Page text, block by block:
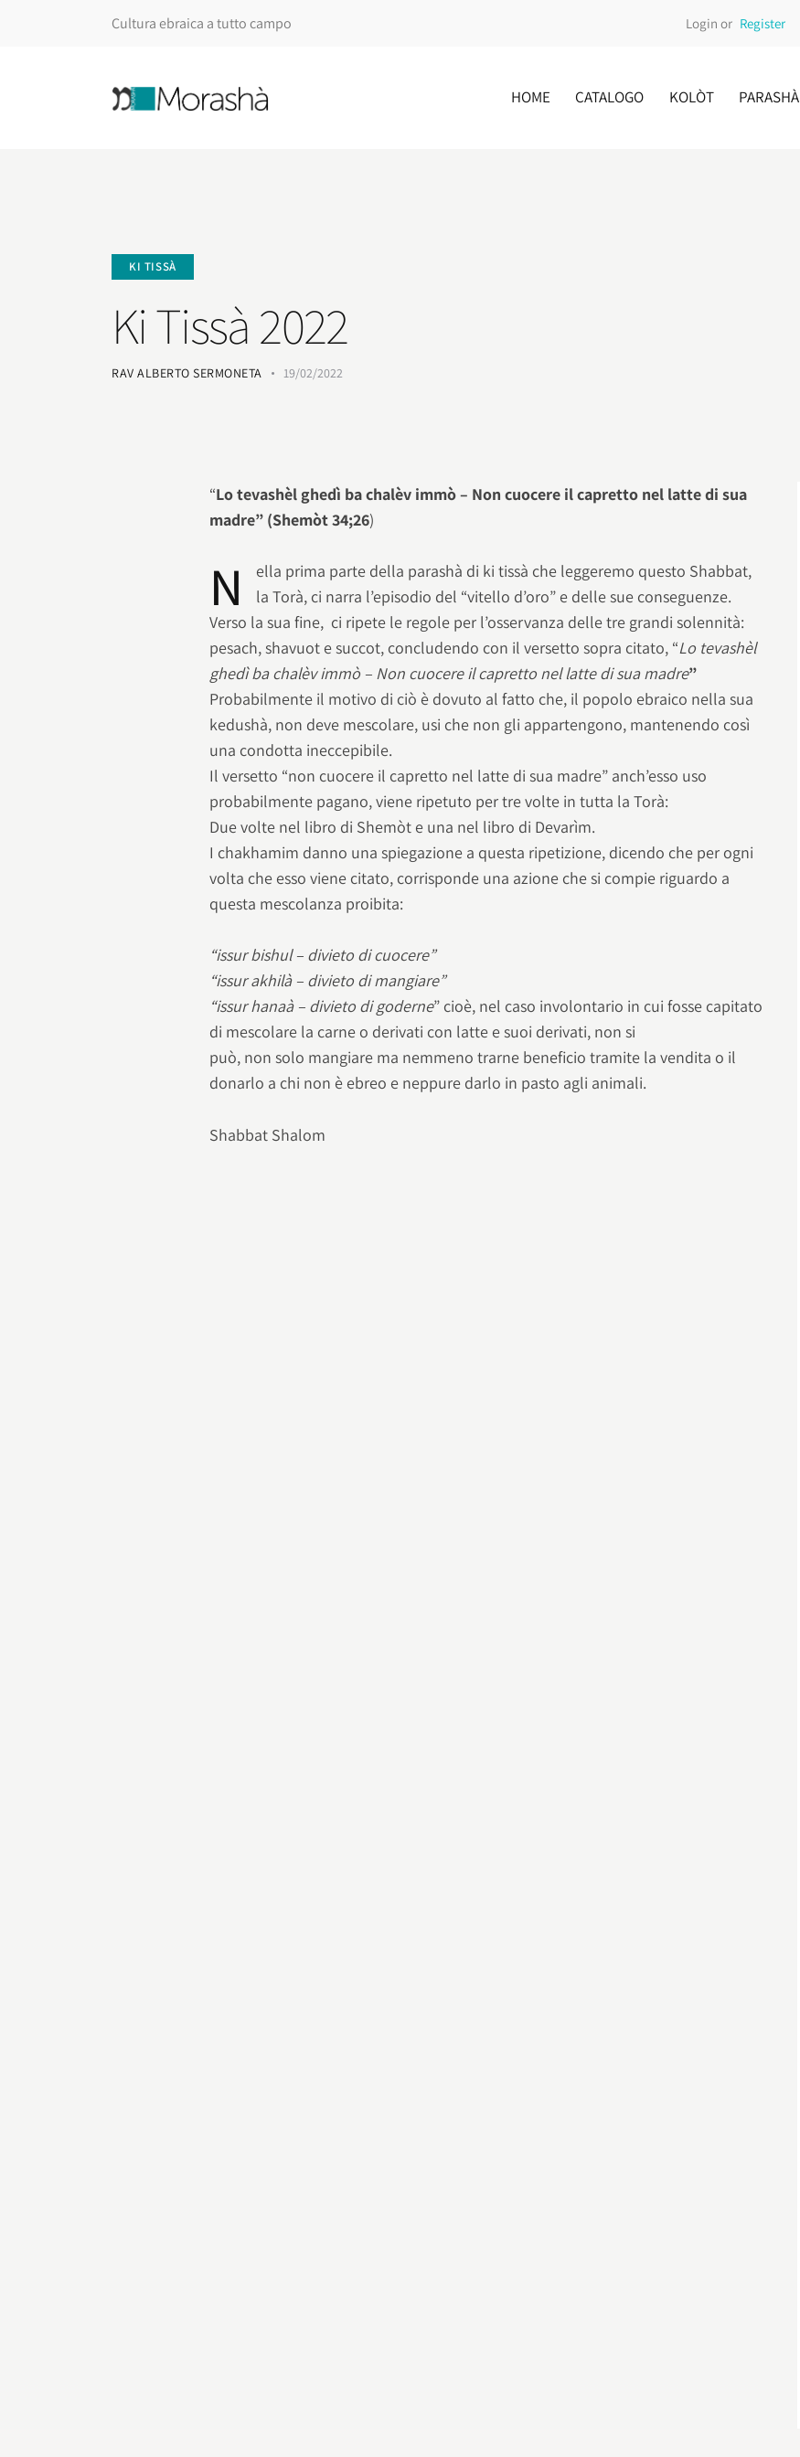
Cultura ebraica a tutto campo Login or Register
HOME CATALOGO KOLÒT PARASHÀ
KI TISSÀ
Ki Tissà 2022
RAV ALBERTO SERMONETA 19/02/2022
“Lo tevashèl ghedì ba chalèv immò – Non cuocere il capretto nel latte di sua
madre” (Shemòt 34;26)
N
ella prima parte della parashà di ki tissà che leggeremo questo Shabbat,
la Torà, ci narra l’episodio del “vitello d’oro” e delle sue conseguenze.
Verso la sua fine, ci ripete le regole per l’osservanza delle tre grandi solennità:
pesach, shavuot e succot, concludendo con il versetto sopra citato, “Lo tevashèl
ghedì ba chalèv immò – Non cuocere il capretto nel latte di sua madre”
Probabilmente il motivo di ciò è dovuto al fatto che, il popolo ebraico nella sua
kedushà, non deve mescolare, usi che non gli appartengono, mantenendo così
una condotta ineccepibile.
Il versetto “non cuocere il capretto nel latte di sua madre” anch’esso uso
probabilmente pagano, viene ripetuto per tre volte in tutta la Torà:
Due volte nel libro di Shemòt e una nel libro di Devarìm.
I chakhamim danno una spiegazione a questa ripetizione, dicendo che per ogni
volta che esso viene citato, corrisponde una azione che si compie riguardo a
questa mescolanza proibita:
“issur bishul – divieto di cuocere”
“issur akhilà – divieto di mangiare”
“issur hanaà – divieto di goderne” cioè, nel caso involontario in cui fosse capitato
di mescolare la carne o derivati con latte e suoi derivati, non si
può, non solo mangiare ma nemmeno trarne beneficio tramite la vendita o il
donarlo a chi non è ebreo e neppure darlo in pasto agli animali.
Shabbat Shalom